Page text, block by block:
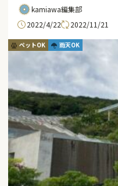
kamiawa編集部
2022/4/22
2022/11/21
ペットOK 雨天OK